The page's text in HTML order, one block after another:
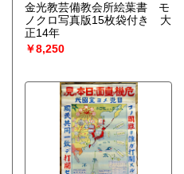
金光教芸備教会所絵葉書 モ
ノクロ写真版15枚袋付き 大
正14年
￥8,250